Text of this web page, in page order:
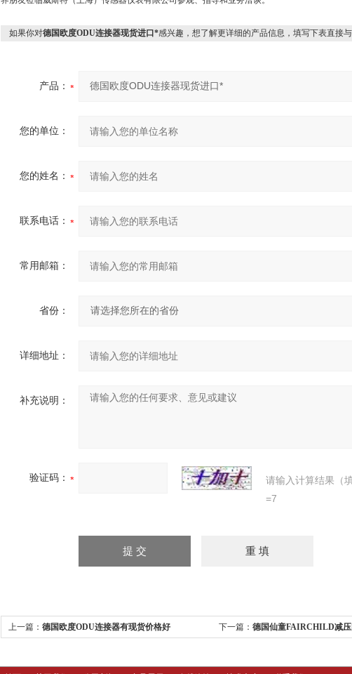
如果你对德国欧度ODU连接器现货进口*感兴趣，想了解更详细的产品信息，填写下表直接与
产品：
您的单位：
您的姓名：
联系电话：
常用邮箱：
省份：
详细地址：
补充说明：
验证码：
请输入计算结果（
=7
上一篇： 德国欧度ODU连接器有现货价格好 下一篇： 德国仙童FAIRCHILD减